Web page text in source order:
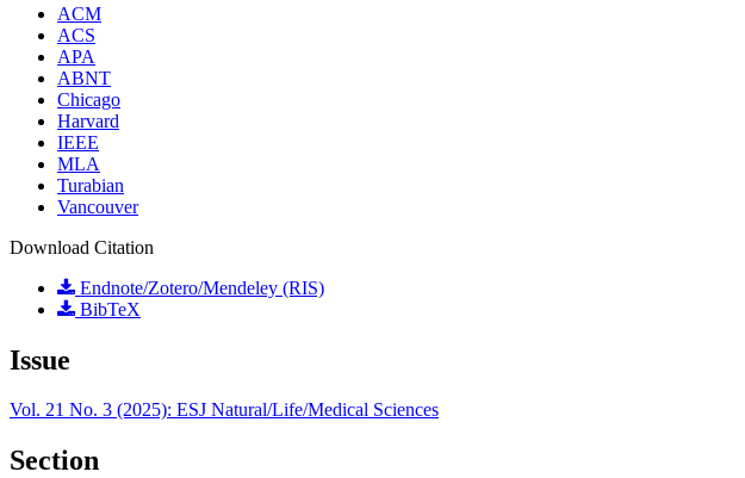
ACM
ACS
APA
ABNT
Chicago
Harvard
IEEE
MLA
Turabian
Vancouver
Download Citation
Endnote/Zotero/Mendeley (RIS)
BibTeX
Issue
Vol. 21 No. 3 (2025): ESJ Natural/Life/Medical Sciences
Section